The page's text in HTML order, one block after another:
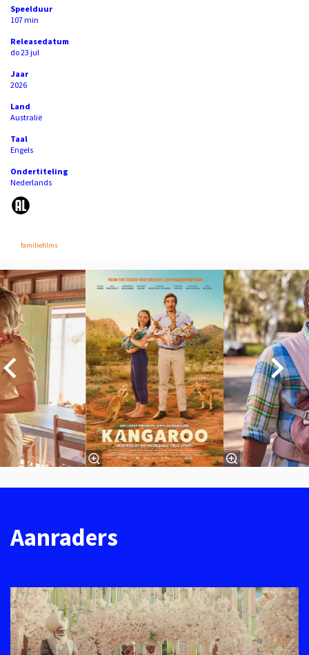
Speelduur
107 min
Releasedatum
do 23 jul
Jaar
2026
Land
Australië
Taal
Engels
Ondertiteling
Nederlands
familiefilms
Overslaan
Aanraders